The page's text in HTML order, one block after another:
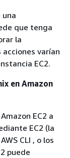
una
que tenga
la
varían
EC2.
en Amazon
EC2 a
EC2 (la
CLI , o los
puede